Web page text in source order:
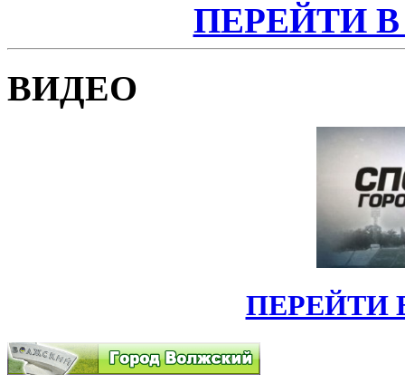
ПЕРЕЙТИ В
ВИДЕО
ПЕРЕЙТИ